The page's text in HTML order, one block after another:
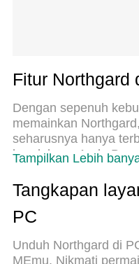
Fitur Northgard
Dengan sepenuh
memainkan
seharusnya hanya
handphone
profesional dan
permainan Anda
tetikus.MEmu
harapkan.Unduh dan
keterbatasan dari
Tampilkan Lebih
Tangkapan
PC
Unduh Northgard di
MEmu. Nikmati